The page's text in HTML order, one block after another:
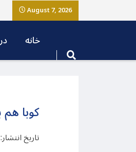
August 7, 2026
خانه
کوبا
تاریخ انتشار: July 8, 2021